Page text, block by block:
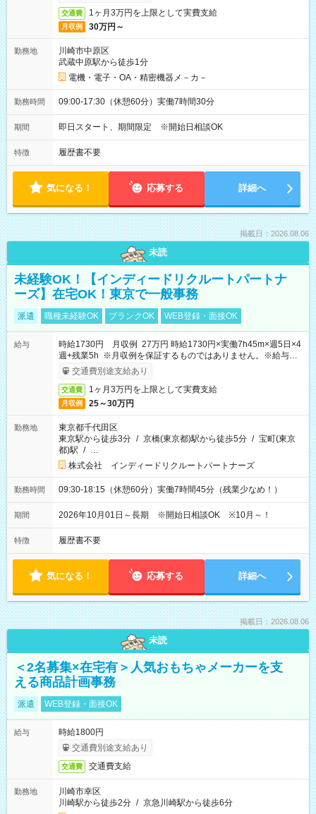
交通費 1ヶ月3万円を上限として実費支給
月収例 30万円～
勤務地
川崎市中原区
武蔵中原駅から徒歩1分
電機・電子・OA・精密機器メ－カ－
勤務時間 09:00-17:30（休憩60分）実働7時間30分
期間 即日スタート、期間限定 ※開始日相談OK
特徴 履歴書不要
気になる！ 応募する 詳細へ
掲載日：2026.08.06
未読
未経験OK！【インディードリクルートパートナ
ーズ】在宅OK！東京で一般事務
派遣 職種未経験OK ブランクOK WEB登録・面接OK
給与
時給1730円 月収例 27万円 時給1730円×実働7h45m×週5日×4
週+残業5h ※月収例を保証するものではありません。※給与即
受取りサービス利用可（利用条件有）
交通費別途支給あり
交通費 1ヶ月3万円を上限として実費支給
月収例 25～30万円
勤務地
東京都千代田区
東京駅から徒歩3分 / 京橋(東京都)駅から徒歩5分 / 宝町(東京
都)駅 / …
株式会社 インディードリクルートパートナーズ
勤務時間 09:30-18:15（休憩60分）実働7時間45分（残業少なめ！）
期間 2026年10月01日～長期 ※開始日相談OK ※10月～！
特徴 履歴書不要
気になる！ 応募する 詳細へ
掲載日：2026.08.06
未読
＜2名募集×在宅有＞人気おもちゃメーカーを支
える商品計画事務
派遣 WEB登録・面接OK
給与
時給1800円
交通費別途支給あり
交通費 交通費支給
勤務地
川崎市幸区
川崎駅から徒歩2分 / 京急川崎駅から徒歩6分